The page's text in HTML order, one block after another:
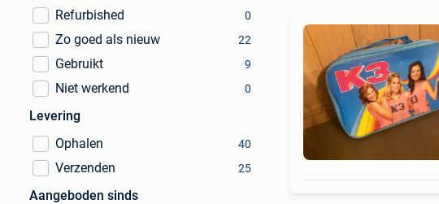
Refurbished 0
Zo goed als nieuw 22
Gebruikt 9
Niet werkend 0
Levering
Ophalen
40
Verzenden 25
Aangeboden sinds